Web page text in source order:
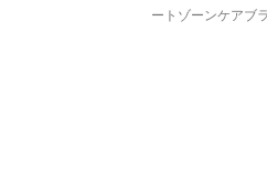
ートゾーンケアブ